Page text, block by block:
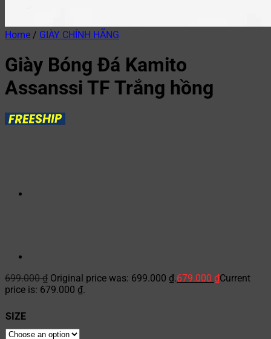
Home / GIÀY CHÍNH HÃNG
Giày Bóng Đá Kamito
Assanssi TF Trắng hồng
699.000₫ Original price was: 699.000 ₫.679.000 ₫Current
price is: 679.000 ₫.
SIZE